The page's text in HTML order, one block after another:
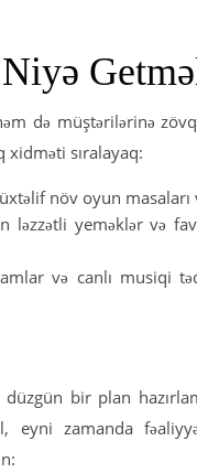
Niyə
də müştərilərinə
xidməti sıralayaq:
növ oyun masaları
ləzzətli yeməklər və
və canlı musiqi
düzgün bir plan
zamanda